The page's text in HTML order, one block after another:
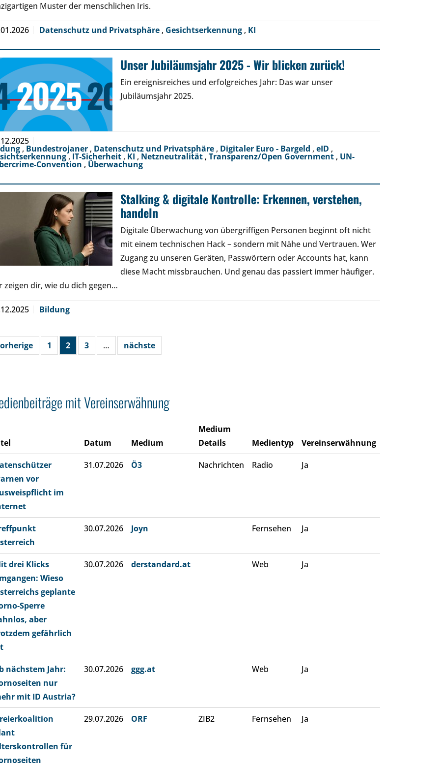
Muster der menschlichen Iris.
Datenschutz und Privatsphäre , Gesichtserkennung , KI
Unser Jubiläumsjahr 2025 - Wir blicken zurück!
Ein ereignisreiches und erfolgreiches Jahr: Das war unser
Jubiläumsjahr 2025.
, Bundestrojaner , Datenschutz und Privatsphäre , Digitaler Euro - Bargeld , eID ,
, IT-Sicherheit , KI , Netzneutralität , Transparenz/Open Government , UN-
Convention , Überwachung
Stalking & digitale Kontrolle: Erkennen, verstehen,
handeln
Digitale Überwachung von übergriffigen Personen beginnt oft nicht
mit einem technischen Hack – sondern mit Nähe und Vertrauen. Wer
Zugang zu unseren Geräten, Passwörtern oder Accounts hat, kann
diese Macht missbrauchen. Und genau das passiert immer häufiger.
zeigen dir, wie du dich gegen…
Bildung
1 2 3 … nächste
mit Vereinserwähnung
Datum Medium
Medium
Details
Medientyp Vereinserwähnung
vor
im
31.07.2026 Ö3 Nachrichten Radio Ja
30.07.2026 Joyn Fernsehen Ja
drei Klicks
Wieso
geplante
Sperre
aber
gefährlich
30.07.2026 derstandard.at Web Ja
nächstem Jahr:
nur
mit ID Austria?
30.07.2026 ggg.at Web Ja
für
29.07.2026 ORF ZIB2 Fernsehen Ja